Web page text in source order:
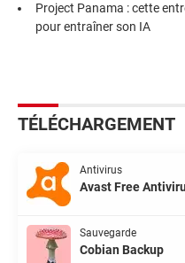
Project Panama : cette
pour entraîner son IA
TÉLÉCHARGEMENT
Antivirus
Avast Free
Sauvegarde
Cobian Backup